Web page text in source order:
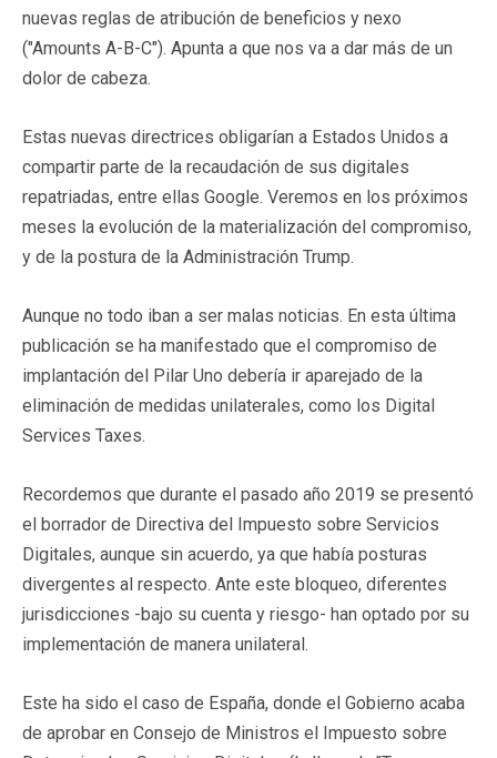
nuevas reglas de atribución de beneficios y nexo
("Amounts A-B-C"). Apunta a que nos va a dar más de un
dolor de cabeza.
Estas nuevas directrices obligarían a Estados Unidos a
compartir parte de la recaudación de sus digitales
repatriadas, entre ellas Google. Veremos en los próximos
meses la evolución de la materialización del compromiso,
y de la postura de la Administración Trump.
Aunque no todo iban a ser malas noticias. En esta última
publicación se ha manifestado que el compromiso de
implantación del Pilar Uno debería ir aparejado de la
eliminación de medidas unilaterales, como los Digital
Services Taxes.
Recordemos que durante el pasado año 2019 se presentó
el borrador de Directiva del Impuesto sobre Servicios
Digitales, aunque sin acuerdo, ya que había posturas
divergentes al respecto. Ante este bloqueo, diferentes
jurisdicciones -bajo su cuenta y riesgo- han optado por su
implementación de manera unilateral.
Este ha sido el caso de España, donde el Gobierno acaba
de aprobar en Consejo de Ministros el Impuesto sobre